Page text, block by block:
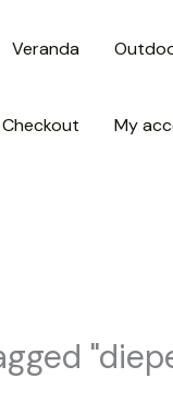
Veranda
Checkout My